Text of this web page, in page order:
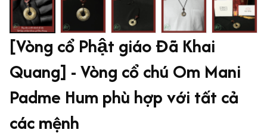
[Vòng cổ Phật giáo Đã Khai
Quang] - Vòng cổ chú Om Mani
Padme Hum phù hợp với tất cả
các mệnh